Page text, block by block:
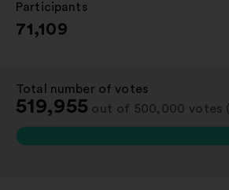
Participants
:
71,109
Total number of votes
519,955 out of 500,000 votes